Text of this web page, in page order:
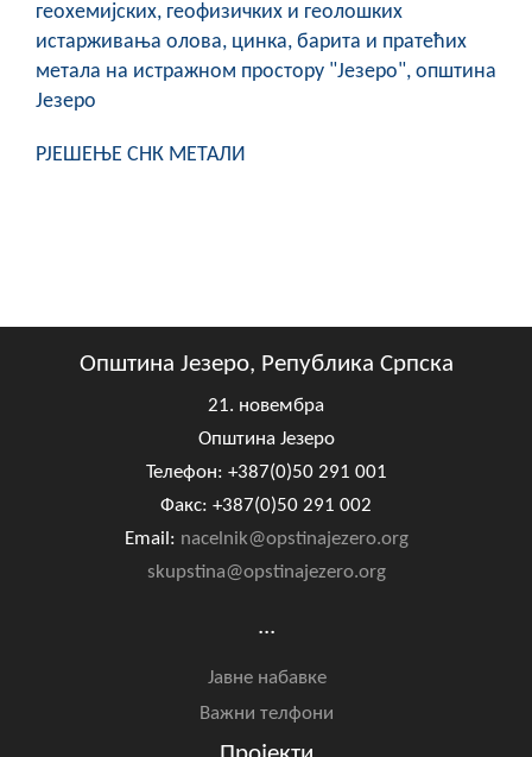
Спорт
ЦИВИЛНА ЗАШТИТА
геохемијских, геофизичких и геолошких
истарживања олова, цинка, барита и пратећих
метала на истражном простору "Језеро", општина
Језеро
РЈЕШЕЊЕ СНК МЕТАЛИ
Општина Језеро, Република Српска
21. новембра
Општина Језеро
Телефон: +387(0)50 291 001
Факс: +387(0)50 291 002
Email: nacelnik@opstinajezero.org
skupstina@opstinajezero.org
...
Јавне набавке
Важни телфони